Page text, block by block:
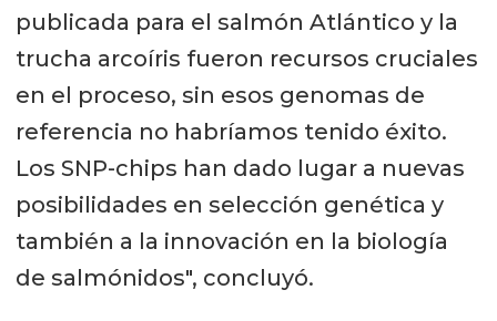
publicada para el salmón Atlántico y la
trucha arcoíris fueron recursos cruciales
en el proceso, sin esos genomas de
referencia no habríamos tenido éxito.
Los SNP-chips han dado lugar a nuevas
posibilidades en selección genética y
también a la innovación en la biología
de salmónidos", concluyó.